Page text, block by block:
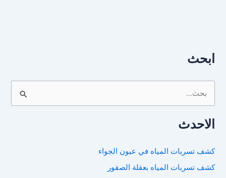
ابحث
ث
ع
الاحدث
كشف تسربات المياه في عيون الجواء
كشف تسربات المياه بعقلة الصقور